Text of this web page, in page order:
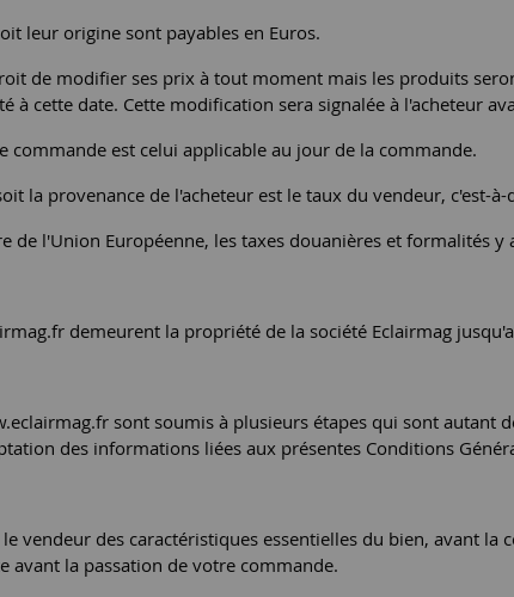
leur origine sont payables en Euros.
de modifier ses prix à tout moment mais les produits
à cette date. Cette modification sera signalée à l'acheteur
commande est celui applicable au jour de la commande.
la provenance de l'acheteur est le taux du vendeur, c'est-
de l'Union Européenne, les taxes douanières et formalités y
demeurent la propriété de la société Eclairmag
sont soumis à plusieurs étapes qui sont
des informations liées aux présentes Conditions
vendeur des caractéristiques essentielles du bien, avant la
avant la passation de votre commande.